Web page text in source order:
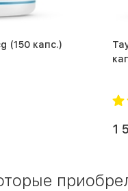
Келп SNT Kelp 150 mcg (150 капс.)
1